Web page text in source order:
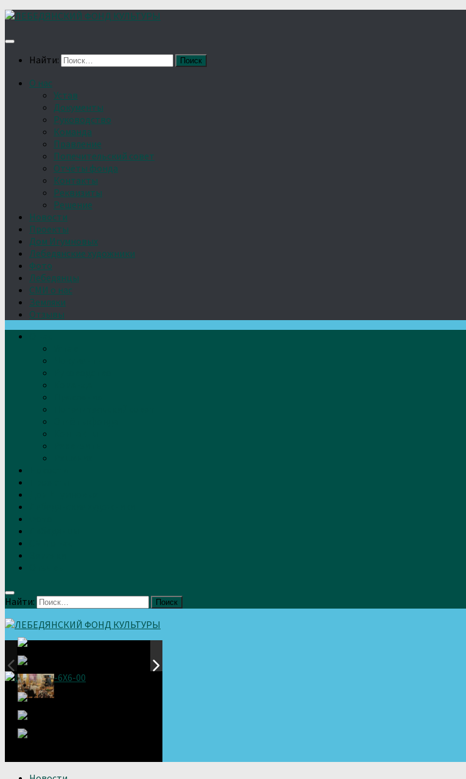
Найти:
О нас
Устав
Документы
Руководство
Команда
Правление
Попечительский совет
Отчёты фонда
Контакты
Реквизиты
Решение
Новости
Проекты
Дом Игумновых
Лебедянские художники
Фото
Лебедянцы
СМИ о нас
Земляки
Отзывы
Найти: